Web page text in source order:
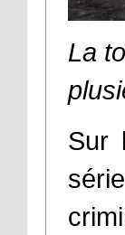
La
Sur